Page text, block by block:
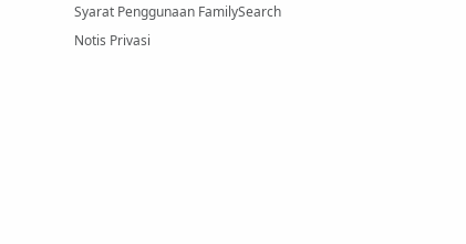
Syarat Penggunaan FamilySearch
Notis Privasi